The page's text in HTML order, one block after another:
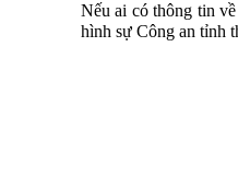
Nếu ai có thông tin
hình sự Công an tỉnh